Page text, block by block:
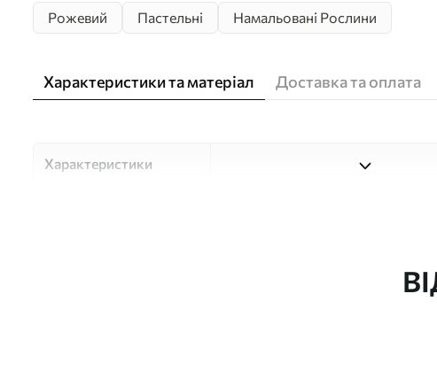
Рожевий Пастельні Намальовані Рослини
Характеристики та матеріал Доставка та оплата
Характеристики